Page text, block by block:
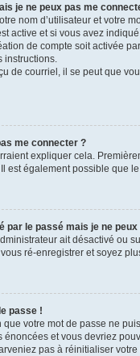
je ne peux pas me
nom d’utilisateur et votre
active et si vous avez
de compte soit activée
instructions.
de courriel, il se peut que
me connecter ?
expliquer cela.
est également possible que
par le passé mais je ne
ait désactivé ou
ré-enregistrer et soyez
passe !
que votre mot de passe ne
énoncées et vous devriez
pas à réinitialiser